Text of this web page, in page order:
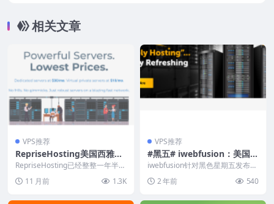
相关文章
VPS推荐
RepriseHosting美国西雅图
独服：33.52美元/月，2~253
个IP可选，支持支付宝和Pay
pal
RepriseHosting已经整整一年半没
西雅图...
11 月前 1.3K
VPS推荐
#黑五# iwebfusion：美国独
服低至$45/月，e3/e5/I7/Go
ld/Platinum、AMD Ryzen
9 9950X/EPYC 9754等多种
配置
iwebfusion针对黑色星期五发布了
起，给1...
2 年前 540